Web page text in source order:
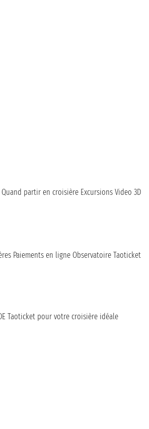
Quand partir en croisière Excursions Video 3D
Paiements en ligne Observatoire Taoticket
Taoticket pour votre croisière idéale